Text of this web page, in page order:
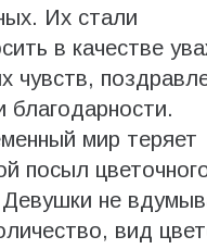
Их стали
в качестве
чувств,
благодарности.
мир теряет
посыл
Девушки не
вид